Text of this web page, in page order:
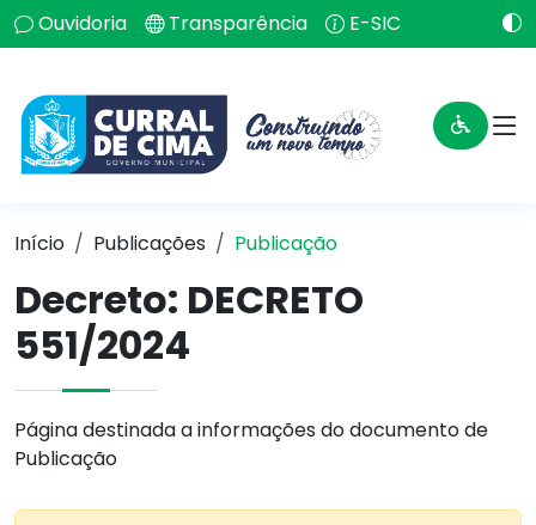
Ouvidoria Transparência E-SIC
Início Publicações Publicação
Decreto: DECRETO
551/2024
Página destinada a informações do documento de
Publicação